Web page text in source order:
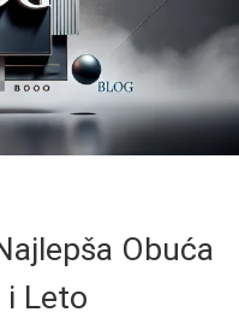
Obuća
i Leto